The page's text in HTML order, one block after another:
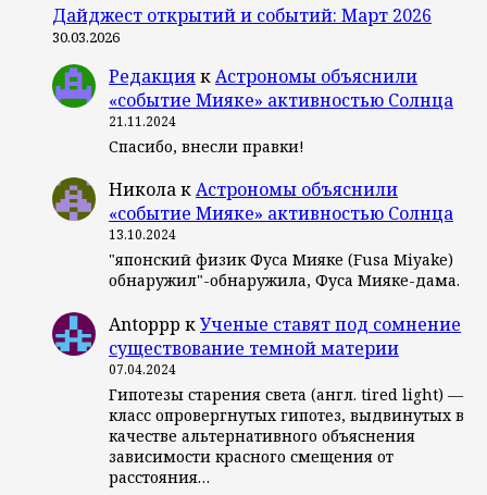
Дайджест открытий и событий: Март 2026
30.03.2026
РедакциякАстрономы объяснили
«событие Мияке» активностью Солнца
21.11.2024
Спасибо, внесли правки!
НиколакАстрономы объяснили
«событие Мияке» активностью Солнца
13.10.2024
"японский физик Фуса Мияке (Fusa Miyake)
обнаружил"-обнаружила, Фуса Мияке-дама.
Antoppp кУченые ставят под сомнение
существование темной материи
07.04.2024
Гипотезы старения света (англ. tired light) —
класс опровергнутых гипотез, выдвинутых в
качестве альтернативного объяснения
зависимости красного смещения от
расстояния…